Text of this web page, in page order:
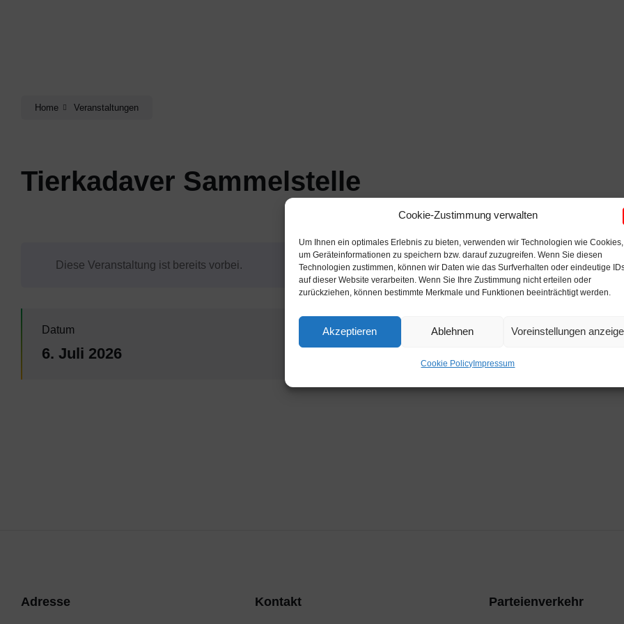
Cookie-Zustimmung verwalten
Um Ihnen ein optimales Erlebnis zu bieten, verwenden wir Technologien wie Cookies,
um Geräteinformationen zu speichern bzw. darauf zuzugreifen. Wenn Sie diesen
Technologien zustimmen, können wir Daten wie das Surfverhalten oder eindeutige
auf dieser Website verarbeiten. Wenn Sie Ihre Zustimmung nicht erteilen oder
zurückziehen, können bestimmte Merkmale und Funktionen beeinträchtigt werden.
Akzeptieren Ablehnen Voreinstellungen
Cookie PolicyImpressum
Home Veranstaltungen
Tierkadaver Sammelstelle
Diese Veranstaltung ist bereits vorbei.
Datum
6. Juli 2026
Zeit
Adresse Kontakt Parteienverkehr